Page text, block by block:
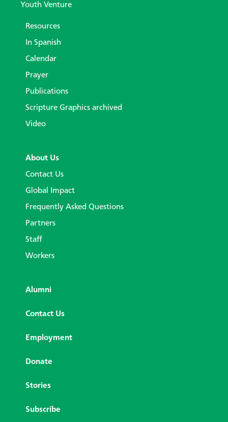
Youth Venture
Resources
In Spanish
Calendar
Prayer
Publications
Scripture Graphics archived
Video
About Us
Contact Us
Global Impact
Frequently Asked Questions
Partners
Staff
Workers
Alumni
Contact Us
Employment
Donate
Stories
Subscribe